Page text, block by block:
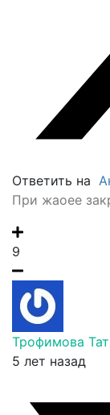
Ответить на
При жаоее
9
Трофимова
5 лет назад